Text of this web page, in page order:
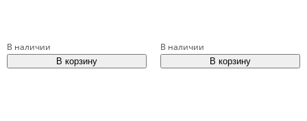
В наличии В наличии